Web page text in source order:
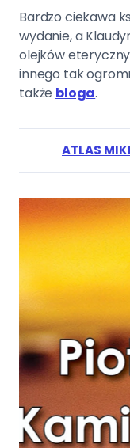
Bardzo ciekawa
wydanie, a
olejków
innego tak
także bloga.
ATLAS